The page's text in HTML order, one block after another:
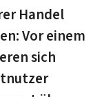
Handel
Vor einem
sich